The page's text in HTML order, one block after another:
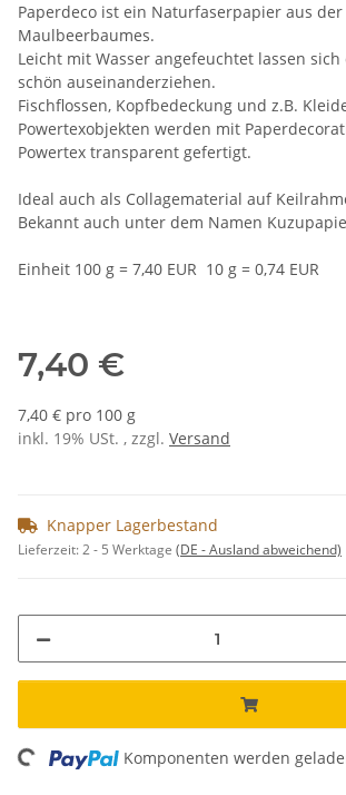
Paperdeco ist ein Naturfaserpapier aus der
Maulbeerbaumes.
Leicht mit Wasser angefeuchtet lassen
schön auseinanderziehen.
Fischflossen, Kopfbedeckung und z.B.
Powertexobjekten werden mit
Powertex transparent gefertigt.
Ideal auch als Collagematerial auf
Bekannt auch unter dem Namen
Einheit 100 g = 7,40 EUR 10 g = 0,74 EUR
7,40 €
7,40 € pro 100 g
inkl. 19% USt. , zzgl. Versand
Knapper Lagerbestand
Lieferzeit:2 - 5 Werktage (DE - Ausland abweichend)
Komponenten werden